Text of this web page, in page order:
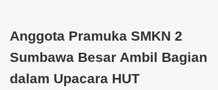
Anggota Pramuka SMKN 2
Sumbawa Besar Ambil Bagian
dalam Upacara HUT